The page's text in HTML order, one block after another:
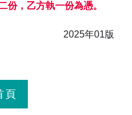
份，乙方執一份為憑。
2025年01版
頁